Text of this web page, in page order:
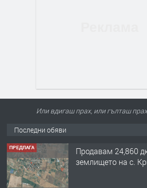
Или вдигаш прах, или гълташ
Последни обяви
ПРЕДЛАГА
Продавам 24,860
землището на с.